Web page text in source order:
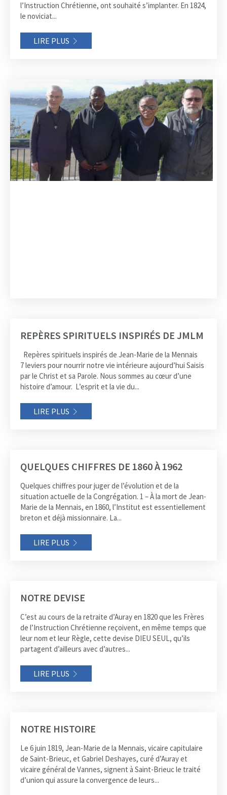
l’Instruction Chrétienne, ont souhaité s’implanter. En 1824,
le noviciat...
LIRE PLUS
REPÈRES SPIRITUELS INSPIRÉS DE JMLM
Repères spirituels inspirés de Jean-Marie de la Mennais
7 leviers pour nourrir notre vie intérieure aujourd’hui Saisis
par le Christ et sa Parole. Nous sommes au cœur d’une
histoire d’amour. L’esprit et la vie du...
LIRE PLUS
QUELQUES CHIFFRES DE 1860 À 1962
Quelques chiffres pour juger de l’évolution et de la
situation actuelle de la Congrégation. 1 – À la mort de Jean-
Marie de la Mennais, en 1860, l’Institut est essentiellement
breton et déjà missionnaire. La...
LIRE PLUS
NOTRE DEVISE
C’est au cours de la retraite d’Auray en 1820 que les Frères
de l’Instruction Chrétienne reçoivent, en même temps que
leur nom et leur Règle, cette devise DIEU SEUL, qu’ils
partagent d’ailleurs avec d’autres...
LIRE PLUS
NOTRE HISTOIRE
Le 6 juin 1819, Jean-Marie de la Mennais, vicaire capitulaire
de Saint-Brieuc, et Gabriel Deshayes, curé d’Auray et
vicaire général de Vannes, signent à Saint-Brieuc le traité
d’union qui assure la convergence de leurs...